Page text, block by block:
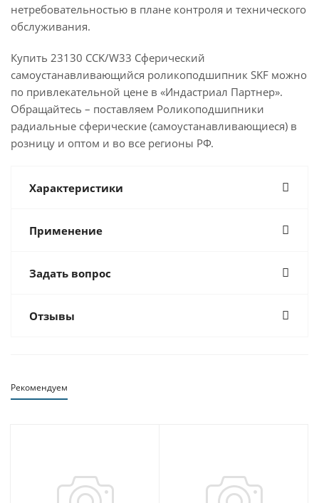
нетребовательностью в плане контроля и технического
обслуживания.
Купить 23130 CCK/W33 Сферический
самоустанавливающийся роликоподшипник SKF можно
по привлекательной цене в «Индастриал Партнер».
Обращайтесь – поставляем Роликоподшипники
радиальные сферические (самоустанавливающиеся) в
розницу и оптом и во все регионы РФ.
Характеристики
Применение
Задать вопрос
Отзывы
Рекомендуем